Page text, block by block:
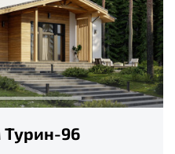
96